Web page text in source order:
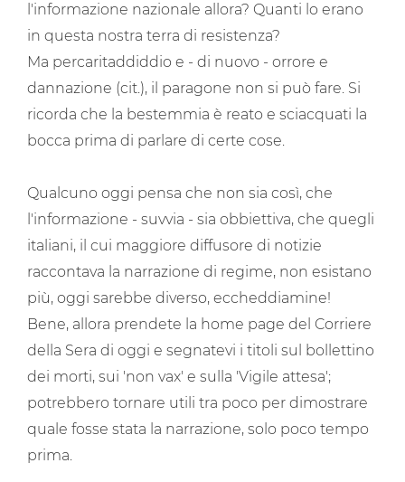
l'informazione nazionale allora? Quanti lo erano
in questa nostra terra di resistenza?
Ma percaritaddiddio e - di nuovo - orrore e
dannazione (cit.), il paragone non si può fare. Si
ricorda che la bestemmia è reato e sciacquati la
bocca prima di parlare di certe cose.
Qualcuno oggi pensa che non sia così, che
l'informazione - suvvia - sia obbiettiva, che quegli
italiani, il cui maggiore diffusore di notizie
raccontava la narrazione di regime, non esistano
più, oggi sarebbe diverso, eccheddiamine!
Bene, allora prendete la home page del Corriere
della Sera di oggi e segnatevi i titoli sul bollettino
dei morti, sui 'non vax' e sulla 'Vigile attesa';
potrebbero tornare utili tra poco per dimostrare
quale fosse stata la narrazione, solo poco tempo
prima.